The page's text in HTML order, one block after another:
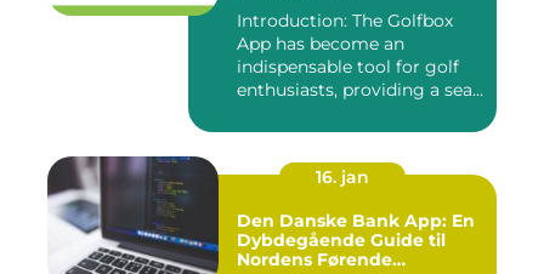
Introduction: The Golfbox
App has become an
indispensable tool for golf
enthusiasts, providing a sea...
16. jan
Den Danske Bank App: En
Dybdegående Guide til
Nordens Førende